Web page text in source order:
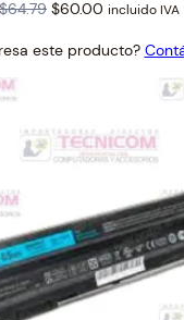
$64.79 Original
was:
$60.00 Current
is:
incluido IVA
este producto?